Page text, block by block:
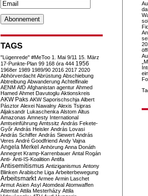
TAGS
"Lügenrede" #MeToo 1. Mai 9/11 15. März
17-Punkte-Plan 99 168 óra 444 1956
1968er 1989 1989/90 2016 2017 2020
Abhörverdacht Abrüstung Abschiebung
Abtreibung Abwanderung Achtelfinale
AENM AfD Afghanistan agentur Ahmed
Hamed Ahmet Davutoglu Aktionskreis
AKW Paks AKW Saporischschja Albert
Pásztor Alexei Nawalny Alexis Tsipras
Aljaksandr Lukaschenka Alstom Altus
Amazonas Amnesty International
Amtseinführung Amtssitz András Fekete-
Győr András Heisler András Lovasi
András Schiffer András Siewert András
Veres André Goodfriend Andy Vajna
Angela Merkel Anhörung Anna Donáth
Annegret Kramp-Karrenbauer Antal Rogán
Anti- Anti-IS-Koalition Antifa
Antisemitismus Antiziganismus Antony
Blinken Arabische Liga Arbeiterbewegung
Arbeitsmarkt Armee Armin Laschet
Armut Asien Asyl Atomdeal Atomwaffen
Attentat Attila Mesterházy Attila